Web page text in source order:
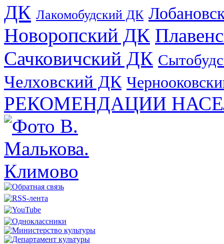
ДК Лакомобудский ДК
Новоропский ДК
Сачковичский ДК
Челховский ДК
РЕКОМЕНДАЦИИ